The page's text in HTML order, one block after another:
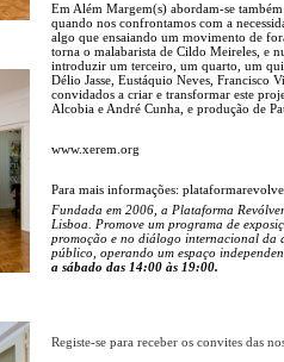
Em Além Margem(s) abordam-se
quando nos confrontamos com a
algo que ensaiando um movimento de
torna o malabarista de Cildo Meireles, e
introduzir um terceiro, um quarto, um
Délio Jasse, Eustáquio Neves, Francisco
convidados a criar e transformar este
Alcobia e André Cunha, e produção de
www.xerem.org
Para mais informações:
Fundada em 2006, a Plataforma
Lisboa. Promove um programa de
promoção e no diálogo internacional da
público, operando um espaço
a sábado das 14:00 às 19:00.
Registe-se para receber os convites das